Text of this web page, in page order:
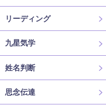
リーディング
九星気学
姓名判断
思念伝達